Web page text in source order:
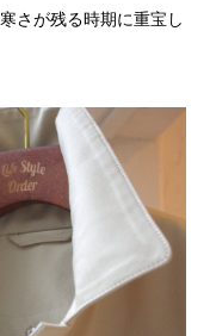
さが残る時期に重宝し